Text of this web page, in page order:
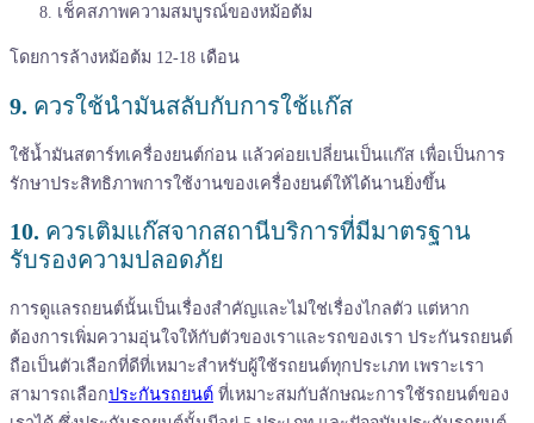
เช็คสภาพความสมบูรณ์ของหม้อต้ม
โดยการล้างหม้อต้ม 12-18 เดือน
9. ควรใช้นำมันสลับกับการใช้แก๊ส
ใช้น้ำมันสตาร์ทเครื่องยนต์ก่อน แล้วค่อยเปลี่ยนเป็นแก๊ส เพื่อเป็นการ
รักษาประสิทธิภาพการใช้งานของเครื่องยนต์ให้ได้นานยิ่งขึ้น
10. ควรเติมแก๊สจากสถานีบริการที่มีมาตรฐาน
รับรองความปลอดภัย
การดูแลรถยนต์นั้นเป็นเรื่องสำคัญและไม่ใช่เรื่องไกลตัว แต่หาก
ต้องการเพิ่มความอุ่นใจให้กับตัวของเราและรถของเรา ประกันรถยนต์
ถือเป็นตัวเลือกที่ดีที่เหมาะสำหรับผู้ใช้รถยนต์ทุกประเภท เพราะเรา
สามารถเลือกประกันรถยนต์ ที่เหมาะสมกับลักษณะการใช้รถยนต์ของ